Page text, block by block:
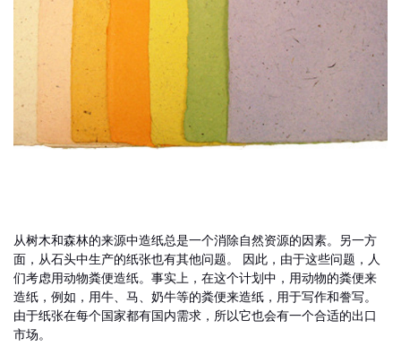
从树木和森林的来源中造纸总是一个消除自然资源的因素。另一方
面，从石头中生产的纸张也有其他问题。 因此，由于这些问题，人
们考虑用动物粪便造纸。事实上，在这个计划中，用动物的粪便来
造纸，例如，用牛、马、奶牛等的粪便来造纸，用于写作和誊写。
由于纸张在每个国家都有国内需求，所以它也会有一个合适的出口
市场。